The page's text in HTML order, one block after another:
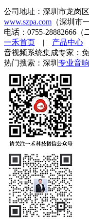
公司地址：深圳市龙岗
www.szpa.com （深圳市
电话：0755-28882666
一禾首页 | 产品中心
音视频系统集成专家：
热门搜索：深圳 专业音